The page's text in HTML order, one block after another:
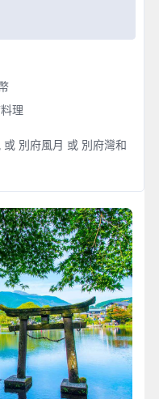
理
或 別府風月 或 別府灣和